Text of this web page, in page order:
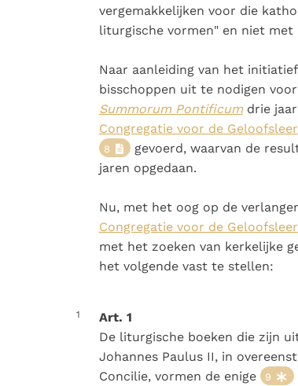
vergemakkelijken voor die
liturgische vormen" en niet met
Naar aanleiding van het
bisschoppen uit te nodigen
Summorum Pontificumdrie jaar
Congregatie voor de Geloofsleer
8
gevoerd, waarvan de
jaren opgedaan.
Nu, met het oog op de
Congregatie voor de Geloofsleer
met het zoeken van kerkelijke
het volgende vast te stellen:
1
Art. 1
De liturgische boeken die zijn
Johannes Paulus II, in
Concilie, vormen de enige
9